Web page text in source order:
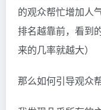
的观众帮忙增加人
排名越靠前，看到
来的几率就越大）
那么如何引导观众